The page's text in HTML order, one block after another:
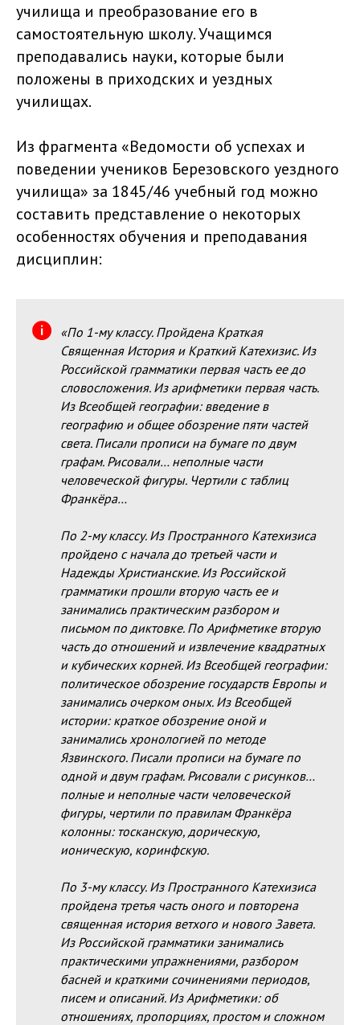
училища и преобразование его в
самостоятельную школу. Учащимся
преподавались науки, которые были
положены в приходских и уездных
училищах.
Из фрагмента «Ведомости об успехах и
поведении учеников Березовского уездного
училища» за 1845/46 учебный год можно
составить представление о некоторых
особенностях обучения и преподавания
дисциплин:
«По 1-му классу. Пройдена Краткая
Священная История и Краткий Катехизис. Из
Российской грамматики первая часть ее до
словосложения. Из арифметики первая часть.
Из Всеобщей географии: введение в
географию и общее обозрение пяти частей
света. Писали прописи на бумаге по двум
графам. Рисовали… неполные части
человеческой фигуры. Чертили с таблиц
Франкёра…
По 2-му классу. Из Пространного Катехизиса
пройдено с начала до третьей части и
Надежды Христианские. Из Российской
грамматики прошли вторую часть ее и
занимались практическим разбором и
письмом по диктовке. По Арифметике вторую
часть до отношений и извлечение квадратных
и кубических корней. Из Всеобщей географии:
политическое обозрение государств Европы и
занимались очерком оных. Из Всеобщей
истории: краткое обозрение оной и
занимались хронологией по методе
Язвинского. Писали прописи на бумаге по
одной и двум графам. Рисовали с рисунков…
полные и неполные части человеческой
фигуры, чертили по правилам Франкёра
колонны: тосканскую, дорическую,
ионическую, коринфскую.
По 3-му классу. Из Пространного Катехизиса
пройдена третья часть оного и повторена
священная история ветхого и нового Завета.
Из Российской грамматики занимались
практическими упражнениями, разбором
басней и краткими сочинениями периодов,
писем и описаний. Из Арифметики: об
отношениях, пропорциях, простом и сложном